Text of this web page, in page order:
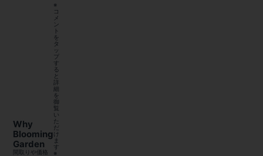
Why
Blooming
Garden
間取りや価格
※
コ
メ
ン
ト
を
タ
ッ
プ
す
る
と
詳
細
を
御
覧
い
た
だ
け
ま
す
※